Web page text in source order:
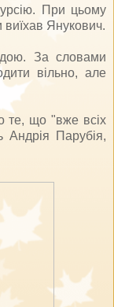
При цьому
виїхав Янукович.
За словами
вільно, але
те, що "вже всіх
Андрія Парубія,